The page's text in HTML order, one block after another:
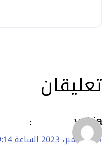
تعليقان
yehia
:
11 ديسمبر، 2023 الساعة 9:14 ص